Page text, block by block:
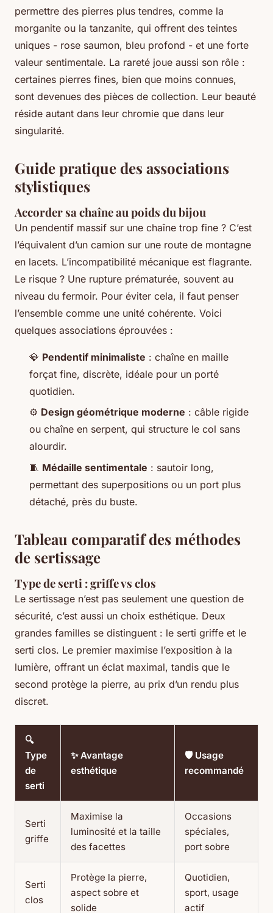
permettre des pierres plus tendres, comme la
morganite ou la tanzanite, qui offrent des teintes
uniques - rose saumon, bleu profond - et une forte
valeur sentimentale. La rareté joue aussi son rôle :
certaines pierres fines, bien que moins connues,
sont devenues des pièces de collection. Leur beauté
réside autant dans leur chromie que dans leur
singularité.
Guide pratique des associations
stylistiques
Accorder sa chaîne au poids du bijou
Un pendentif massif sur une chaîne trop fine ? C’est
l’équivalent d’un camion sur une route de montagne
en lacets. L’incompatibilité mécanique est flagrante.
Le risque ? Une rupture prématurée, souvent au
niveau du fermoir. Pour éviter cela, il faut penser
l’ensemble comme une unité cohérente. Voici
quelques associations éprouvées :
💎 Pendentif minimaliste : chaîne en maille
forçat fine, discrète, idéale pour un porté
quotidien.
⚙️ Design géométrique moderne : câble rigide
ou chaîne en serpent, qui structure le col sans
alourdir.
🧵 Médaille sentimentale : sautoir long,
permettant des superpositions ou un port plus
détaché, près du buste.
Tableau comparatif des méthodes
de sertissage
Type de serti : griffe vs clos
Le sertissage n’est pas seulement une question de
sécurité, c’est aussi un choix esthétique. Deux
grandes familles se distinguent : le serti griffe et le
serti clos. Le premier maximise l’exposition à la
lumière, offrant un éclat maximal, tandis que le
second protège la pierre, au prix d’un rendu plus
discret.
🔍
Type
de
serti
✨ Avantage
esthétique
🛡️ Usage
recommandé
Serti
griffe
Maximise la
luminosité et la taille
des facettes
Occasions
spéciales,
port sobre
Serti
clos
Protège la pierre,
aspect sobre et
solide
Quotidien,
sport, usage
actif